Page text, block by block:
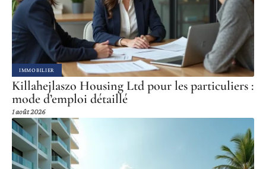
IMMOBILIER
Killahejlaszo Housing Ltd pour les particuliers :
mode d’emploi détaillé
1 août 2026